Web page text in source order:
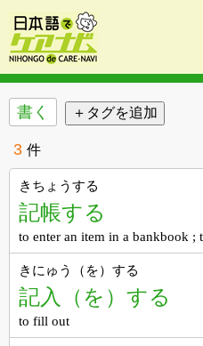
書く
3 件
きちょうする
記帳する
to enter an item in a bankbook ;
きにゅう（を）する
記入（を）する
to fill out